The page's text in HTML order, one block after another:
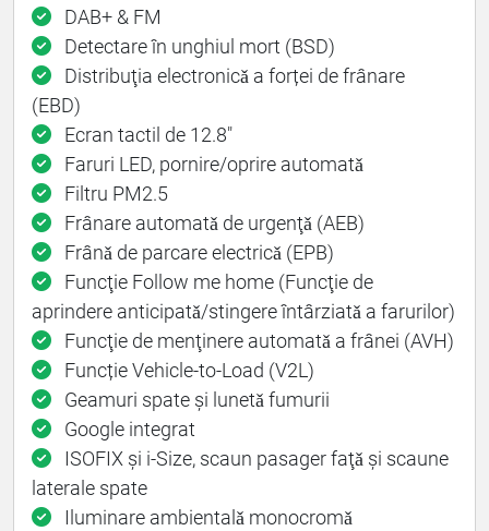
DAB+ & FM
Detectare în unghiul mort (BSD)
Distribuţia electronicǎ a forței de frânare
(EBD)
Ecran tactil de 12.8"
Faruri LED, pornire/oprire automatǎ
Filtru PM2.5
Frânare automatǎ de urgenţǎ (AEB)
Frânǎ de parcare electricǎ (EPB)
Funcţie Follow me home (Funcţie de
aprindere anticipatǎ/stingere întârziatǎ a farurilor)
Funcţie de menţinere automatǎ a frânei (AVH)
Funcție Vehicle-to-Load (V2L)
Geamuri spate și lunetǎ fumurii
Google integrat
ISOFIX și i-Size, scaun pasager faţǎ și scaune
laterale spate
Iluminare ambientalǎ monocromǎ